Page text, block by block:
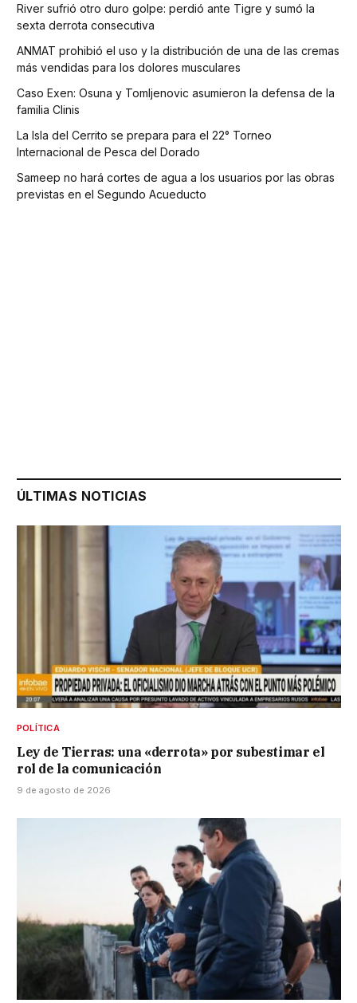
River sufrió otro duro golpe: perdió ante Tigre y sumó la
sexta derrota consecutiva
ANMAT prohibió el uso y la distribución de una de las cremas
más vendidas para los dolores musculares
Caso Exen: Osuna y Tomljenovic asumieron la defensa de la
familia Clinis
La Isla del Cerrito se prepara para el 22° Torneo
Internacional de Pesca del Dorado
Sameep no hará cortes de agua a los usuarios por las obras
previstas en el Segundo Acueducto
ÚLTIMAS NOTICIAS
POLÍTICA
Ley de Tierras: una «derrota» por subestimar el
rol de la comunicación
9 de agosto de 2026